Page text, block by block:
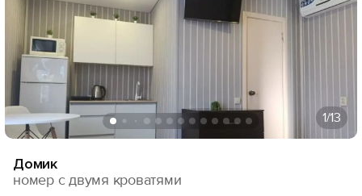
1/13
Домик
номер с двумя кроватями